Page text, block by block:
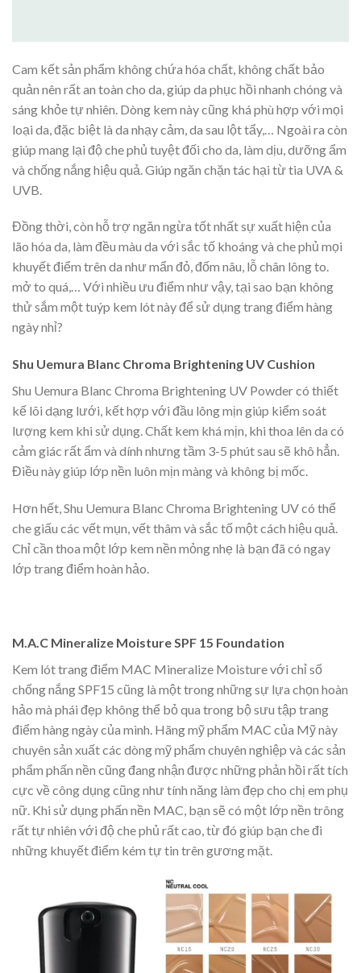
Cam kết sản phẩm không chứa hóa chất, không chất bảo
quản nên rất an toàn cho da, giúp da phục hồi nhanh chóng và
sáng khỏe tự nhiên. Dòng kem này cũng khá phù hợp với mọi
loại da, đặc biệt là da nhạy cảm, da sau lột tẩy,… Ngoài ra còn
giúp mang lại độ che phủ tuyệt đối cho da, làm dịu, dưỡng ẩm
và chống nắng hiệu quả. Giúp ngăn chặn tác hại từ tia UVA &
UVB.
Đồng thời, còn hỗ trợ ngăn ngừa tốt nhất sự xuất hiện của
lão hóa da, làm đều màu da với sắc tố khoáng và che phủ mọi
khuyết điểm trên da như mẩn đỏ, đốm nâu, lỗ chân lông to.
mở to quá,… Với nhiều ưu điểm như vậy, tại sao bạn không
thử sắm một tuýp kem lót này để sử dụng trang điểm hàng
ngày nhỉ?
Shu Uemura Blanc Chroma Brightening UV Cushion
Shu Uemura Blanc Chroma Brightening UV Powder có thiết
kế lõi dạng lưới, kết hợp với đầu lông mịn giúp kiểm soát
lượng kem khi sử dụng. Chất kem khá mịn, khi thoa lên da có
cảm giác rất ẩm và dính nhưng tầm 3-5 phút sau sẽ khô hẳn.
Điều này giúp lớp nền luôn mịn màng và không bị mốc.
Hơn hết, Shu Uemura Blanc Chroma Brightening UV có thể
che giấu các vết mụn, vết thâm và sắc tố một cách hiệu quả.
Chỉ cần thoa một lớp kem nền mỏng nhẹ là bạn đã có ngay
lớp trang điểm hoàn hảo.
M.A.C Mineralize Moisture SPF 15 Foundation
Kem lót trang điểm MAC Mineralize Moisture với chỉ số
chống nắng SPF15 cũng là một trong những sự lựa chọn hoàn
hảo mà phái đẹp không thể bỏ qua trong bộ sưu tập trang
điểm hàng ngày của mình. Hãng mỹ phẩm MAC của Mỹ này
chuyên sản xuất các dòng mỹ phẩm chuyên nghiệp và các sản
phẩm phấn nền cũng đang nhận được những phản hồi rất tích
cực về công dụng cũng như tính năng làm đẹp cho chị em phụ
nữ. Khi sử dụng phấn nền MAC, bạn sẽ có một lớp nền trông
rất tự nhiên với độ che phủ rất cao, từ đó giúp bạn che đi
những khuyết điểm kém tự tin trên gương mặt.